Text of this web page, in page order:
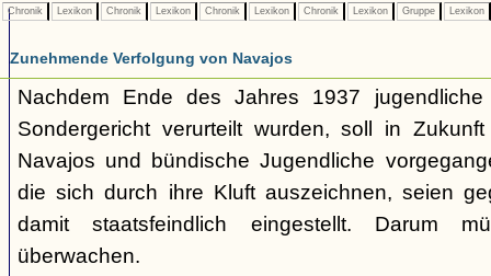
Chronik Lexikon Chronik Lexikon Chronik Lexikon Chronik Lexikon Gruppe Lexikon
Zunehmende Verfolgung von Navajos
Nachdem Ende des Jahres 1937
Sondergericht verurteilt wurden, soll in
Navajos und bündische Jugendliche
die sich durch ihre Kluft auszeichnen, seien
damit staatsfeindlich eingestellt. Darum
überwachen.